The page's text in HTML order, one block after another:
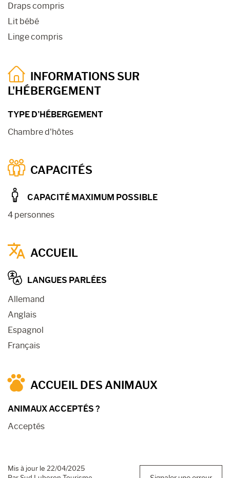
Draps compris
Lit bébé
Linge compris
INFORMATIONS SUR
L'HÉBERGEMENT
TYPE D’HÉBERGEMENT
Chambre d'hôtes
CAPACITÉS
CAPACITÉ MAXIMUM POSSIBLE
4 personnes
ACCUEIL
LANGUES PARLÉES
Allemand
Anglais
Espagnol
Français
ACCUEIL DES ANIMAUX
ANIMAUX ACCEPTÉS ?
Acceptés
Mis à jour le 22/04/2025